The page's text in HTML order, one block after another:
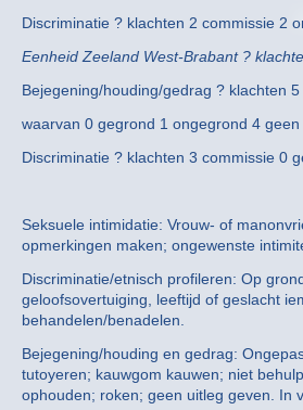
Discriminatie ? klachten 2 commissie 2
Eenheid Zeeland West-Brabant ?
Bejegening/houding/gedrag ? klachten
waarvan 0 gegrond 1 ongegrond 4
Discriminatie ? klachten 3 commissie 0
Seksuele intimidatie: Vrouw- of
opmerkingen maken; ongewenste
Discriminatie/etnisch profileren: Op
geloofsovertuiging, leeftijd of geslacht
behandelen/benadelen.
Bejegening/houding en gedrag:
tutoyeren; kauwgom kauwen; niet
ophouden; roken; geen uitleg geven. In